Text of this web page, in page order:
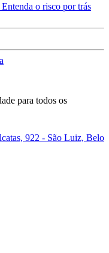
o risco por trás
para todos os
922 - São Luiz, Belo